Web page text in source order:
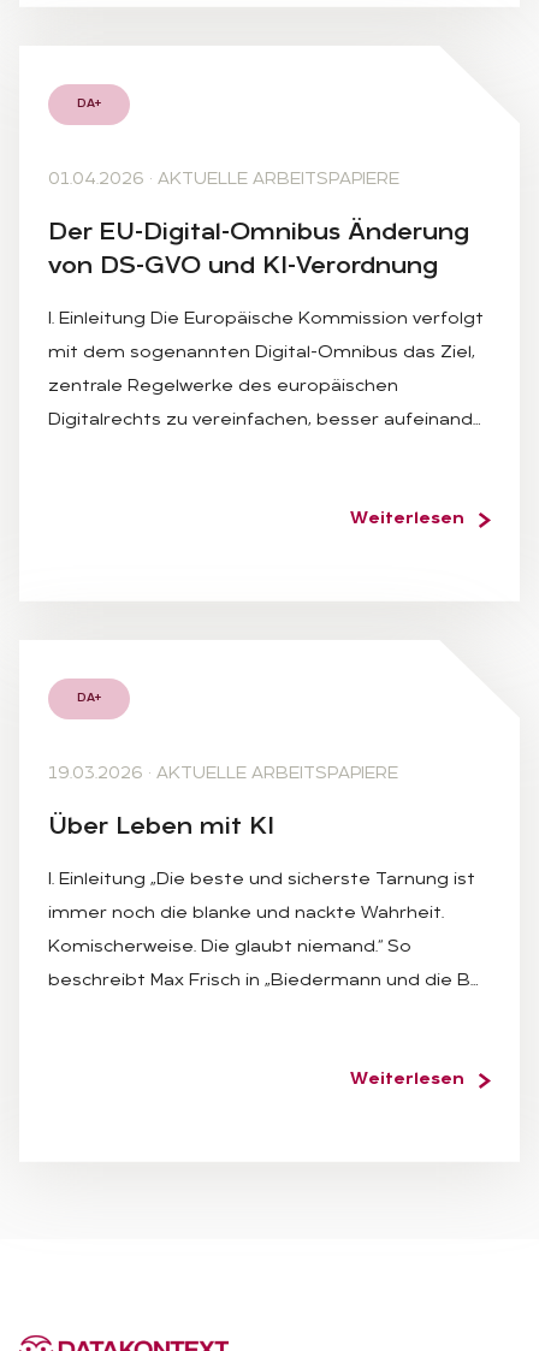
DA+
01.04.2026 · AKTUELLE ARBEITSPAPIERE
Der EU-Di­gi­tal-Om­ni­bus Än­de­rung
von DS-GVO und KI-Ver­ord­nung
I. Einleitung Die Europäische Kommission verfolgt
mit dem sogenannten Digital-Omnibus das Ziel,
zentrale Regelwerke des europäischen
Digitalrechts zu vereinfachen, besser aufeinand…
Weiterlesen
DA+
19.03.2026 · AKTUELLE ARBEITSPAPIERE
Über Le­ben mit KI
I. Einleitung „Die beste und sicherste Tarnung ist
immer noch die blanke und nackte Wahrheit.
Komischerweise. Die glaubt niemand.“ So
beschreibt Max Frisch in „Biedermann und die B…
Weiterlesen